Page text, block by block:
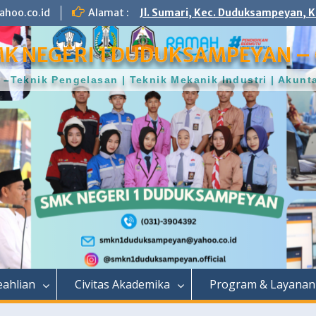
Alamat : Jl. Sumari, Kec. Duduksampeyan,
NEGERI 1 DUDUKSAMPEYAN –
Pengelasan | Teknik Mekanik Industri |
Civitas Akademika Program & Layanan